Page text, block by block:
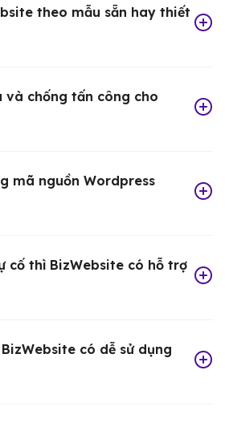
theo mẫu sẵn hay thiết
và chống tấn công cho
mã nguồn Wordpress
cố thì BizWebsite có hỗ trợ
có dễ sử dụng